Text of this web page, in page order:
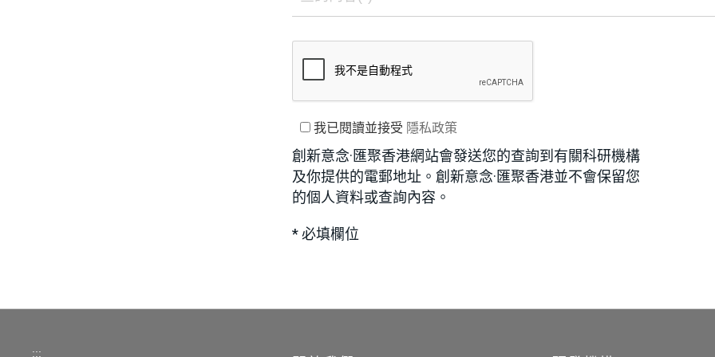
我已閱讀並接受 隱私政策
創新意念·匯聚香港網站會發送您的查詢到有關科研機構
及你提供的電郵地址。創新意念·匯聚香港並不會保留您
的個人資料或查詢內容。
* 必填欄位
:::